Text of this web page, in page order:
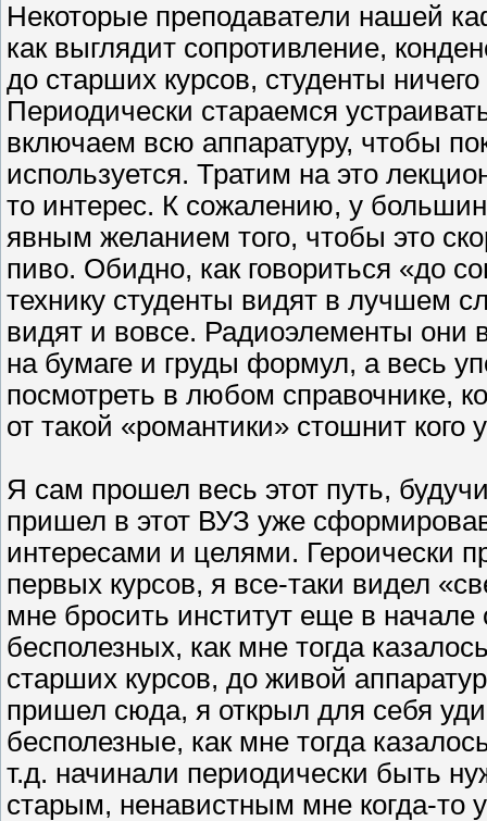
Некоторые преподаватели нашей
как выглядит сопротивление,
до старших курсов, студенты
Периодически стараемся
включаем всю аппаратуру, чтобы
используется. Тратим на это
то интерес. К сожалению, у
явным желанием того, чтобы это
пиво. Обидно, как говориться «до
технику студенты видят в лучшем
видят и вовсе. Радиоэлементы они
на бумаге и груды формул, а весь
посмотреть в любом справочнике,
от такой «романтики» стошнит кого
Я сам прошел весь этот путь,
пришел в этот ВУЗ уже
интересами и целями. Героически
первых курсов, я все-таки видел
мне бросить институт еще в
бесполезных, как мне тогда
старших курсов, до живой
пришел сюда, я открыл для себя
бесполезные, как мне тогда
т.д. начинали периодически быть
старым, ненавистным мне когда-то